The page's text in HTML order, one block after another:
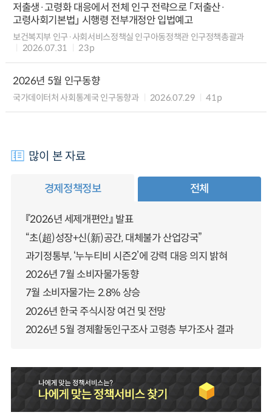
저출생·고령화 대응에서 전체 인구 전략으로 「저출산·
고령사회기본법」 시행령 전부개정안 입법예고
보건복지부 인구·사회서비스정책실 인구아동정책관 인구정책총괄과
2026.07.31
23p
2026년 5월 인구동향
국가데이터처 사회통계국 인구동향과 2026.07.29 41p
많이 본 자료
경제정책정보 전체
『2026년 세제개편안』 발표
“초(超)성장+신(新)공간, 대체불가 산업강국”
과기정통부, ‘누누티비 시즌2’에 강력 대응 의지 밝혀
2026년 7월 소비자물가동향
7월 소비자물가는 2.8% 상승
2026년 한국 주식시장 여건 및 전망
2026년 5월 경제활동인구조사 고령층 부가조사 결과